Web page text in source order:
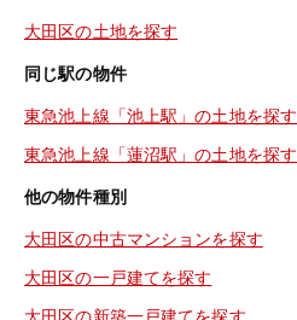
大田区の土地を探す
同じ駅の物件
東急池上線「池上駅」の土地を探す
東急池上線「蓮沼駅」の土地を探す
他の物件種別
大田区の中古マンションを探す
大田区の一戸建てを探す
大田区の新築一戸建てを探す